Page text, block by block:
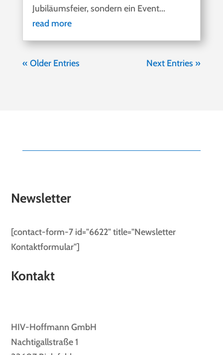
Jubiläumsfeier, sondern ein Event...
read more
« Older Entries Next Entries »
Newsletter
[contact-form-7 id="6622" title="Newsletter
Kontaktformular"]
Kontakt
HIV-Hoffmann GmbH
Nachtigallstraße 1